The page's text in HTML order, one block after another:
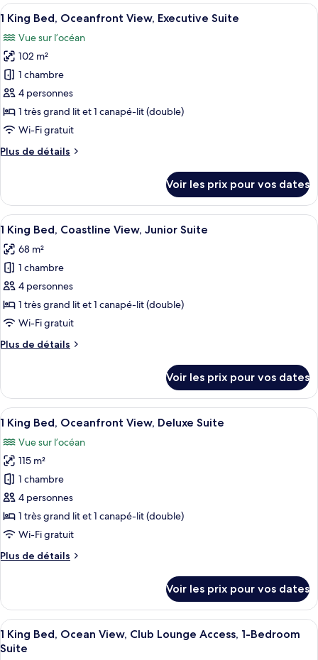
lits,
accès
au
salon
club,
vue
océan
de
chambre
Chambre
Club,
grands
lits,
accès
au
salon
vue
Afficher
toutes
les
photos
pour
ce
type
de
chambre :
1
Oceanfront
View,
Executive
Suite
Un vaste espace de vie avec un
6
1 King Bed, Oceanfront View, Executive Suite
Vue sur l’océan
102 m²
1 chambre
4 personnes
1 très grand lit et 1 canapé-lit (double)
Wi-Fi gratuit
Plus de détails
Plus
le
type
de
chambre
King
Oceanfront
View,
Executive
Suite
Voir les prix pour vos dates
Afficher
toutes
les
photos
pour
ce
type
chambre :
Bed,
Coastline
View,
Junior
Suite
Une chambre d’hôtel avec balcon,
4
1 King Bed, Coastline View, Junior Suite
68 m²
1 chambre
4 personnes
1 très grand lit et 1 canapé-lit (double)
Wi-Fi gratuit
Plus de détails
Plus
le
type
de
chambre
King
Bed,
Coastline
View,
Junior
Suite
Voir les prix pour vos dates
Afficher
toutes
les
photos
pour
ce
type
de
chambre :
1
Oceanfront
View,
Deluxe
Une chambre d’hôtel moderne,
4
1 King Bed, Oceanfront View, Deluxe Suite
Vue sur l’océan
115 m²
1 chambre
4 personnes
1 très grand lit et 1 canapé-lit (double)
Wi-Fi gratuit
Plus de détails
Plus
le
type
de
chambre
Voir les prix pour vos dates
Afficher
toutes
Un vaste espace de vie avec un
10
1 King Bed, Ocean View, Club Lounge Access, 1-Bedroom
Suite